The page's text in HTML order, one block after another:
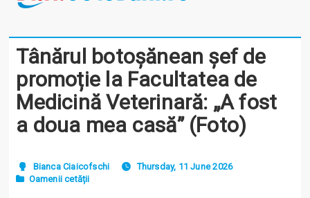
Tânărul botoșănean șef de
promoție la Facultatea de
Medicină Veterinară: „A fost
a doua mea casă” (Foto)
Bianca Ciaicofschi
Thursday, 11 June 2026
Oamenii cetății